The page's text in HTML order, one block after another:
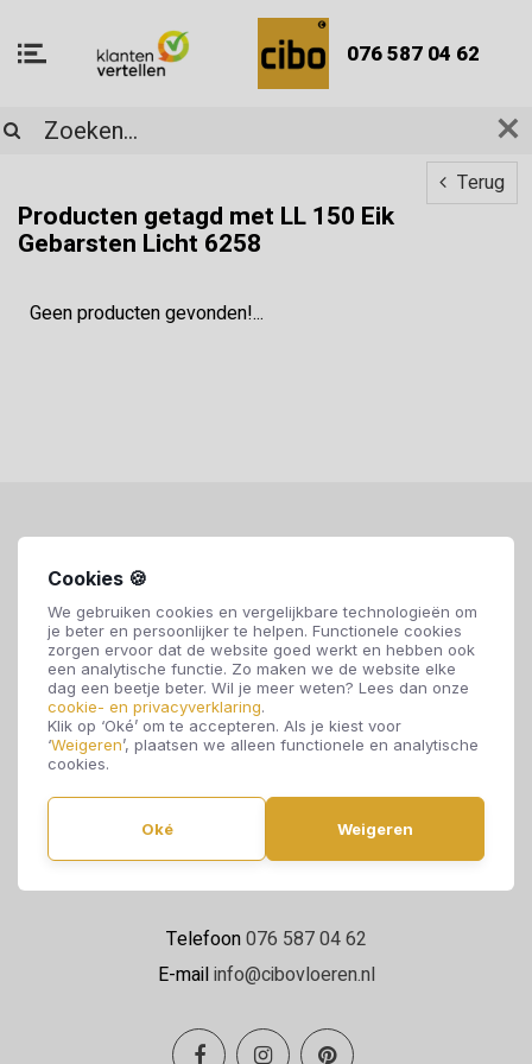
Cookies 🍪
We gebruiken cookies en vergelijkbare technologieën om
je beter en persoonlijker te helpen. Functionele cookies
zorgen ervoor dat de website goed werkt en hebben ook
een analytische functie. Zo maken we de website elke
dag een beetje beter. Wil je meer weten? Lees dan onze
cookie- en privacyverklaring.
Klik op ‘Oké’ om te accepteren. Als je kiest voor
‘Weigeren’, plaatsen we alleen functionele en analytische
cookies.
Oké Weigeren
076 587 04 62
Terug
Producten getagd met LL 150 Eik
Gebarsten Licht 6258
Geen producten gevonden!...
Cibo Vloeren
4814 NE Breda
Maandag t/m zaterdag 09:00 - 17:00
Telefoon076 587 04 62
E-mailinfo@cibovloeren.nl